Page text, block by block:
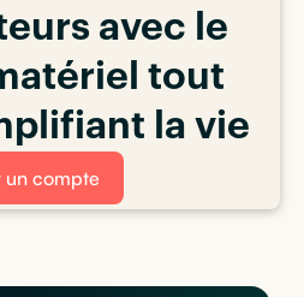
avec le
tout
la vie
un compte